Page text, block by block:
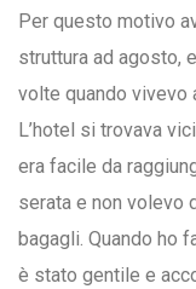
Per questo motivo
struttura ad agosto,
volte quando vivevo
L’hotel si trovava
era facile da
serata e non volevo
bagagli. Quando ho
è stato gentile e